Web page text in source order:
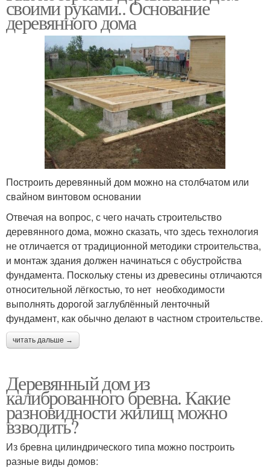
своими руками.. Основание
деревянного дома
Построить деревянный дом можно на столбчатом или
свайном винтовом основании
Отвечая на вопрос, с чего начать строительство
деревянного дома, можно сказать, что здесь технология
не отличается от традиционной методики строительства,
и монтаж здания должен начинаться с обустройства
фундамента. Поскольку стены из древесины отличаются
относительной лёгкостью, то нет необходимости
выполнять дорогой заглублённый ленточный
фундамент, как обычно делают в частном строительстве.
читать дальше →
Деревянный дом из
калиброванного бревна. Какие
разновидности жилищ можно
взводить?
Из бревна цилиндрического типа можно построить
разные виды домов: